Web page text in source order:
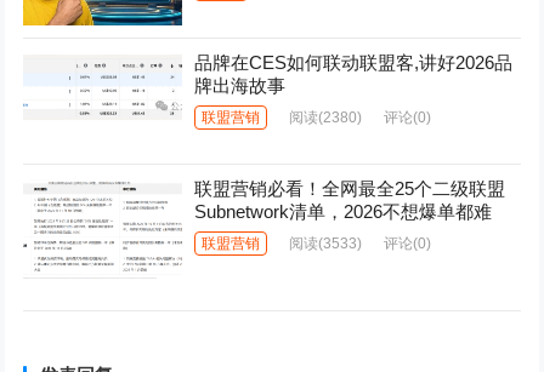
品牌在CES如何联动联盟客,讲好2026品
牌出海故事
联盟营销 阅读(2380) 评论(0)
联盟营销必看！全网最全25个二级联盟
Subnetwork清单，2026不想爆单都难
联盟营销 阅读(3533) 评论(0)